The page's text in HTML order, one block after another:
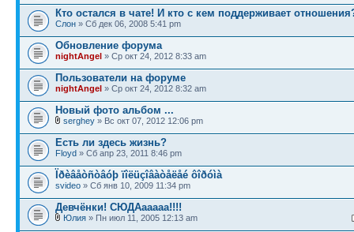
Кто остался в чате! И кто с кем поддерживает
Слон » Сб дек 06, 2008 5:41 pm
Обновление форума
nightAngel » Ср окт 24, 2012 8:33 am
Пользователи на форуме
nightAngel » Ср окт 24, 2012 8:32 am
Новый фото альбом ...
serghey » Вс окт 07, 2012 12:06 pm
Есть ли здесь жизнь?
Floyd » Сб апр 23, 2011 8:46 pm
Ïðèâåòñòâóþ ïîëüçîâàòåëåé ôîðóìà
svideo » Сб янв 10, 2009 11:34 pm
Девчёнки! СЮДАааааа!!!!
Юлия » Пн июл 11, 2005 12:13 am